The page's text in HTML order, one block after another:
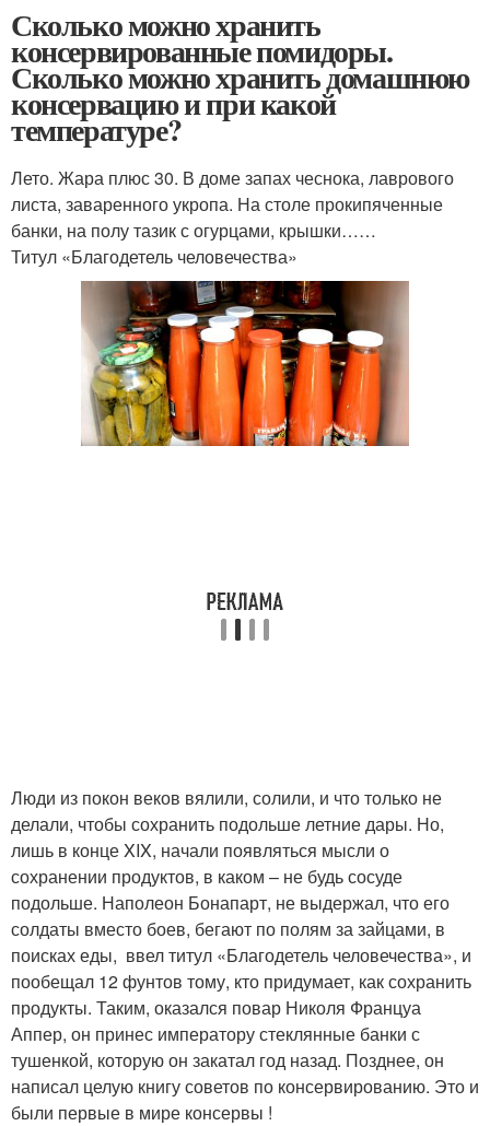
Сколько можно хранить
консервированные помидоры.
Сколько можно хранить домашнюю
консервацию и при какой
температуре?
Лето. Жара плюс 30. В доме запах чеснока, лаврового
листа, заваренного укропа. На столе прокипяченные
банки, на полу тазик с огурцами, крышки……
Титул «Благодетель человечества»
Люди из покон веков вялили, солили, и что только не
делали, чтобы сохранить подольше летние дары. Но,
лишь в конце XIX, начали появляться мысли о
сохранении продуктов, в каком – не будь сосуде
подольше. Наполеон Бонапарт, не выдержал, что его
солдаты вместо боев, бегают по полям за зайцами, в
поисках еды, ввел титул «Благодетель человечества», и
пообещал 12 фунтов тому, кто придумает, как сохранить
продукты. Таким, оказался повар Николя Француа
Аппер, он принес императору стеклянные банки с
тушенкой, которую он закатал год назад. Позднее, он
написал целую книгу советов по консервированию. Это и
были первые в мире консервы !